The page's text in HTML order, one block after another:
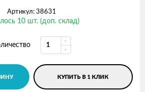
Артикул: 38631
10 шт. (доп. склад)
КУПИТЬ В 1 КЛИК